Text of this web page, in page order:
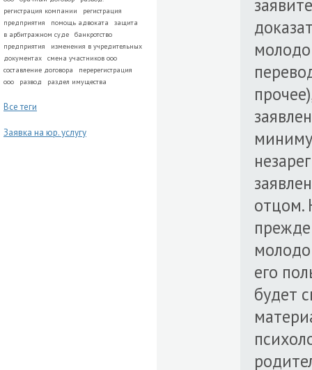
регистрация компании
регистрация
предприятия
помощь адвоката
защита
в арбитражном суде
банкротство
предприятия
изменения в учредительных
документах
смена участников ооо
составление договора
перерегистрация
ооо
развод раздел имущества
Все теги
Заявка на юр. услугу
отцом.
его
будет